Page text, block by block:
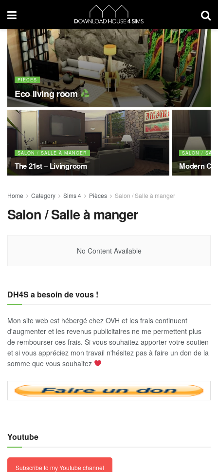
PIÈCES
Eco living room
SALON / SALLE À MANGER
The 21st – Livingroom
SALON /
Modern
Home Category Sims 4 Pièces Salon / Salle à manger
Salon / Salle à manger
No Content Available
DH4S a besoin de vous !
Mon site web est hébergé chez OVH et les frais continuent
d'augmenter et les revenus publicitaires ne me permettent plus
de rembourser ces frais. Si vous souhaitez apporter votre soutien
et si vous appréciez mon travail n'hésitez pas à faire un don de la
somme que vous souhaitez
Youtube
Subscribe to my Youtube channel